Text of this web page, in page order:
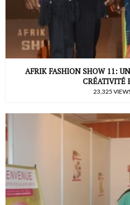
AFRIK FASHION SHOW 11:
CRÉATIVITÉ
23,325